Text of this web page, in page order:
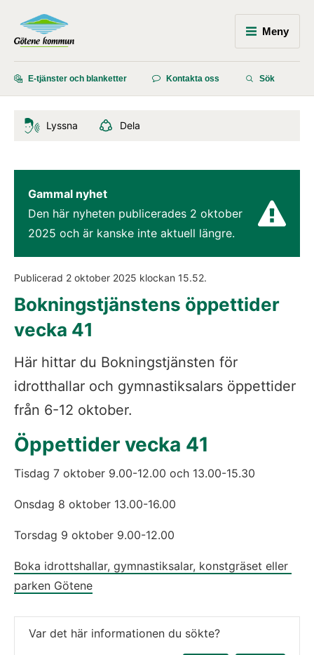
Meny
E-tjänster och blanketter Kontakta oss Sök
Lyssna Dela
Gammal nyhet
Den här nyheten publicerades 2 oktober
2025 och är kanske inte aktuell längre.
Publicerad 2 oktober 2025 klockan 15.52.
Bokningstjänstens öppettider
vecka 41
Här hittar du Bokningstjänsten för
idrotthallar och gymnastiksalars öppettider
från 6-12 oktober.
Öppettider vecka 41
Tisdag 7 oktober 9.00-12.00 och 13.00-15.30
Onsdag 8 oktober 13.00-16.00
Torsdag 9 oktober 9.00-12.00
Boka idrottshallar, gymnastiksalar, konstgräset eller
parken Götene
Var det här informationen du sökte?